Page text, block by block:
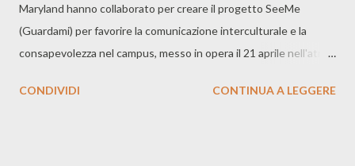
Maryland hanno collaborato per creare il progetto SeeMe
(Guardami) per favorire la comunicazione interculturale e la
consapevolezza nel campus, messo in opera il 21 aprile nell'atrio
Hassan Agyei sfogliare le decine di etichette rosse con le
CONDIVIDI CONTINUA A LEGGERE